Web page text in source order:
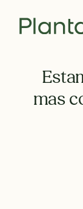
mas